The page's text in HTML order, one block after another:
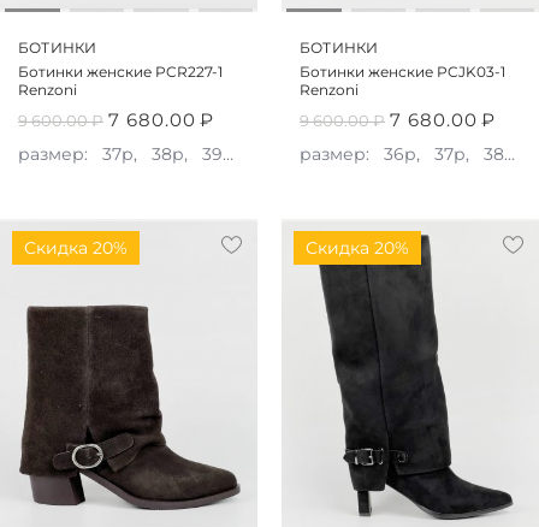
БОТИНКИ
Ботинки женские PCR227-1
Renzoni
9 600.00₽ 7 680.00 ₽
размер: 37р, 38р, 39р, 41р
БОТИНКИ
Ботинки женские PCJK03-1
Renzoni
9 600.00₽ 7 680.00 ₽
размер: 36р, 37р, 38р,
Скидка 20% Скидка 20%